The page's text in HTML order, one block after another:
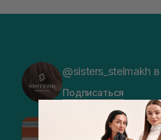
@sisters_stelmakh
Подписаться